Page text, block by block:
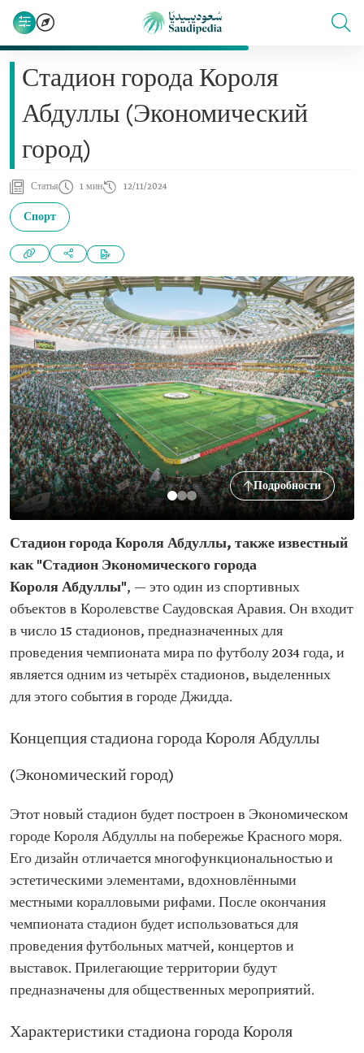
Стадион города Короля
Абдуллы (Экономический
город)
Статья 1 мин 12/11/2024
Спорт
Подробности
Стадион города Короля Абдуллы, также известный
как "Стадион Экономического города
Короля Абдуллы", — это один из спортивных
объектов в Королевстве Саудовская Аравия. Он входит
в число 15 стадионов, предназначенных для
проведения чемпионата мира по футболу 2034 года, и
является одним из четырёх стадионов, выделенных
для этого события в городе Джидда.
Концепция стадиона города Короля Абдуллы
(Экономический город)
Этот новый стадион будет построен в Экономическом
городе Короля Абдуллы на побережье Красного моря.
Его дизайн отличается многофункциональностью и
эстетическими элементами, вдохновлёнными
местными коралловыми рифами. После окончания
чемпионата стадион будет использоваться для
проведения футбольных матчей, концертов и
выставок. Прилегающие территории будут
предназначены для общественных мероприятий.
Характеристики стадиона города Короля